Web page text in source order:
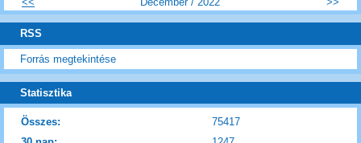
RSS
Forrás megtekintése
Statisztika
Összes:
75417